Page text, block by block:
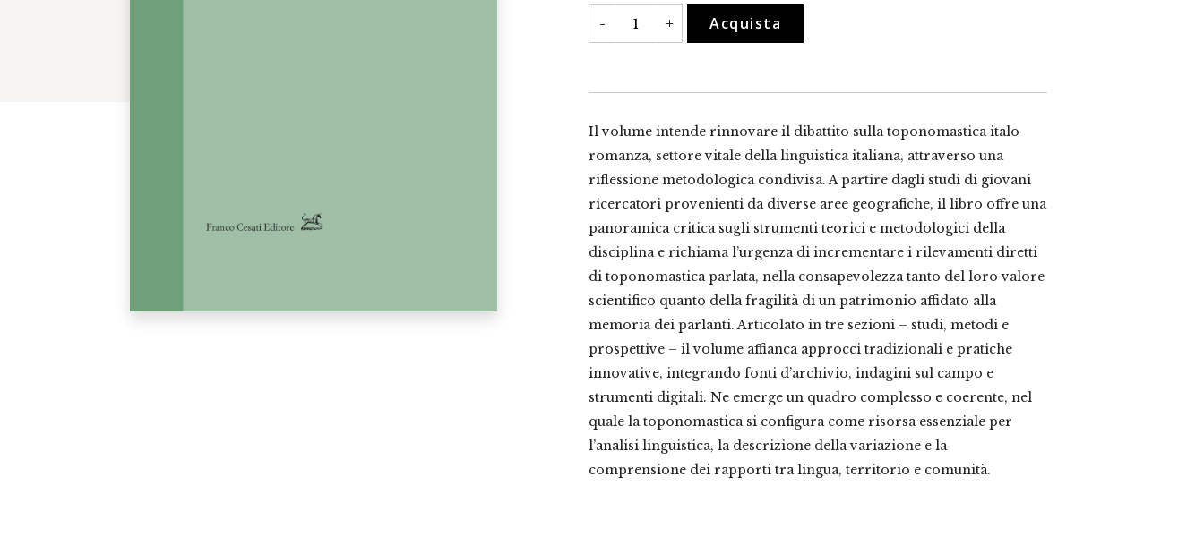
-
Studi
toponomastica
+ Acquista
Il volume intende rinnovare il dibattito sulla toponomastica italo-
romanza, settore vitale della linguistica italiana, attraverso una
riflessione metodologica condivisa. A partire dagli studi di giovani
ricercatori provenienti da diverse aree geografiche, il libro offre una
panoramica critica sugli strumenti teorici e metodologici della
disciplina e richiama l’urgenza di incrementare i rilevamenti diretti
di toponomastica parlata, nella consapevolezza tanto del loro valore
scientifico quanto della fragilità di un patrimonio affidato alla
memoria dei parlanti. Articolato in tre sezioni – studi, metodi e
prospettive – il volume affianca approcci tradizionali e pratiche
innovative, integrando fonti d’archivio, indagini sul campo e
strumenti digitali. Ne emerge un quadro complesso e coerente, nel
quale la toponomastica si configura come risorsa essenziale per
l’analisi linguistica, la descrizione della variazione e la
comprensione dei rapporti tra lingua, territorio e comunità.